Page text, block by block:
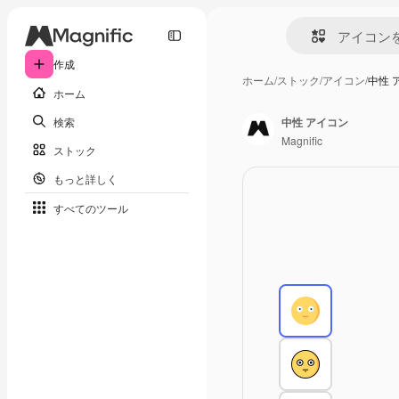
作成
ホーム
検索
ストック
もっと詳しく
すべてのツール
ホーム/ストック/アイコン/中性
中性 アイコン
Magnific